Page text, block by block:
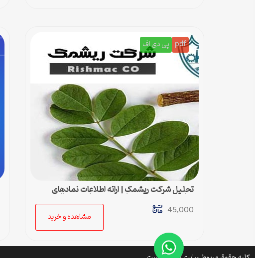
pdf پی دی اف
تحلیل شرکت ریشمک | ارائه اطلاعات نمادهای
45,000
مشاهده و خرید